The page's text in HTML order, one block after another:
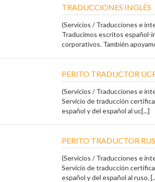
TRADUCCIONES INGLÉS
(Servicios / Traducciones e
Traducimos escritos español-
corporativos. También
PERITO TRADUCTOR
(Servicios / Traducciones e
Servicio de traducción
español y del español al uc[...]
PERITO TRADUCTOR
(Servicios / Traducciones e
Servicio de traducción
español y del español al ruso.